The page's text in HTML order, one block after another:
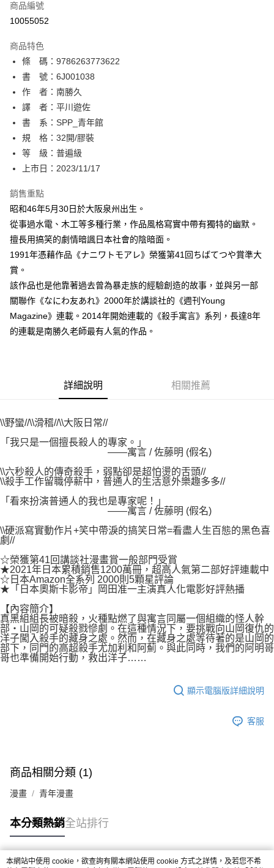
超商取貨付款
相關說明
【關於「AFTEE先享後付」】
AFTEE先享後付是「在收到商品之後才付款」的支付方式。 讓您購物簡單
便利好安心！
１．簡單：不需註冊會員、不需綁卡、不需儲值。
２．便利：只要手機號碼，簡訊認證，即可結帳。
３．安心：先確認商品／服務後，再付款。
【「AFTEE先享後付」結帳流程】
１．於結帳方式選擇「AFTEE先享後付」後，將跳轉至「AFTEE先享後付」
結帳頁面，進行簡訊認證並確認金額後，即可完成結帳。
２．訂單成立數日內，您將收到繳費通知簡訊。
ATM／網路銀行／等多元方式進行付款，方視為交易完成。
※ 請注意：結帳手續完成當下不需立刻繳費，但若您需要取消訂單，請聯絡
購買商品的店家。未經商家同意取消之訂單仍視為有效，需透過AFTEE先享
後付繳納相關費用。
※ 交易是否成功請以「AFTEE先享後付 」之結帳頁面顯示為準，若有關於
是否繳費成功／繳費後需取消欲退款等相關疑問，請聯繫「AFTEE先享後付
【注意事項】
１．透過由恩沛科技股份有限公司提供之「AFTEE先享後付」服務完成之交
易，需依本服務之必要範圍內提供個人資料，並將交易相關給付款項請求債
權轉讓予恩沛科技股份有限公司。
２．關於個人資料處理事宜，請瀏覽以下網址：
４．使用「AFTEE先享後付」時，將依據個別帳號之用戶狀況，依本公司即
５．嚴禁一人註冊多個帳號或使用他人資訊註冊。若發現惡意使用之情形，
恩沛科技股份有限公司將有權停止該用戶之使用額度並採取法律行動。
ATM付款
運送方式
全家取貨付款
每筆NT$80，滿NT$500(含以上)免運費
付款後全家取貨
每筆NT$80，滿NT$500(含以上)免運費
付款後萊爾富取貨
每筆NT$80，滿NT$500(含以上)免運費
7-11取貨付款
每筆NT$80，滿NT$500(含以上)免運費
付款後7-11取貨
每筆NT$80，滿NT$500(含以上)免運費
國家/地區配送
商品編號
10055052
商品特色
條 碼：9786263773622
書 號：6J001038
作 者：南勝久
譯 者：平川遊佐
書 系：SPP_青年館
規 格：32開/膠裝
等 級：普遍級
上市日：2023/11/17
銷售重點
昭和46年5月30日於大阪泉州出生。
從事過水電、木工等多種行業，作品風格寫實中帶有獨特的幽默。
擅長用搞笑的劇情暗諷日本社會的陰暗面。
1991年憑藉作品《ナニワトモアレ》榮獲第41回ちばてつや賞準大
賞。
該作品也是他靠著過去曾為暴走族的經驗創造的故事，並與另一部
關聯作《なにわ友あれ》2000年於講談社的《週刊Young
Magazine》連載。2014年開始連載的《殺手寓言》系列，長達8年
的連載是南勝久老師最有人氣的作品。
詳細說明 相關推薦
\\野蠻//\\滑稽//\\大阪日常//
「我只是一個擅長殺人的專家。」
——寓言 / 佐藤明 (假名)
\\六秒殺人的傳奇殺手，弱點卻是超怕燙的舌頭//
\\殺手工作留職停薪中，普通人的生活意外樂趣多多//
「看來扮演普通人的我也是專家呢！」
——寓言 / 佐藤明 (假名)
\\硬派寫實動作片+笑中帶淚的搞笑日常=看盡人生百態的黑色喜
劇//
☆榮獲第41回講談社漫畫賞一般部門受賞
★2021年日本累積銷售1200萬冊，超高人氣第二部好評連載中
☆日本Amazon全系列 2000則5顆星評論
★「日本奧斯卡影帝」岡田准一主演真人化電影好評熱播
【內容簡介】
真黑組組長被暗殺，火種點燃了與寓言同屬一個組織的怪人幹
部‧山岡的可疑殺戮慘劇。在這種情況下，要挑戰向山岡復仇的
洋子闖入殺手的藏身之處。然而，在藏身之處等待著的是山岡的
部下，同門的高超殺手尤加利和阿薊。與此同時，我們的阿明哥
哥也準備開始行動，救出洋子……
顯示電腦版詳細說明
客服
商品相關分類 (1)
漫畫 青年漫畫
本分類熱銷全站排行
本網站中使用 cookie，欲查詢有關本網站使用 cookie 方式之詳情，及若您不希